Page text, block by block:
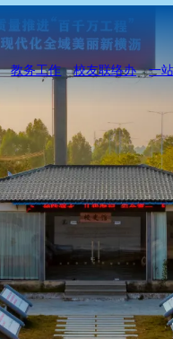
教务工作 校友联络办 一